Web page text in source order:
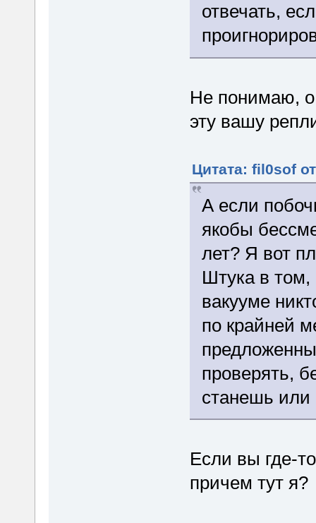
отвечать,
Не понимаю, о
эту вашу
Цитата: fil0sof
А если
якобы
лет? Я вот
Штука в том,
вакууме
по крайней
проверять,
станешь или
Если вы где-
причем тут я?